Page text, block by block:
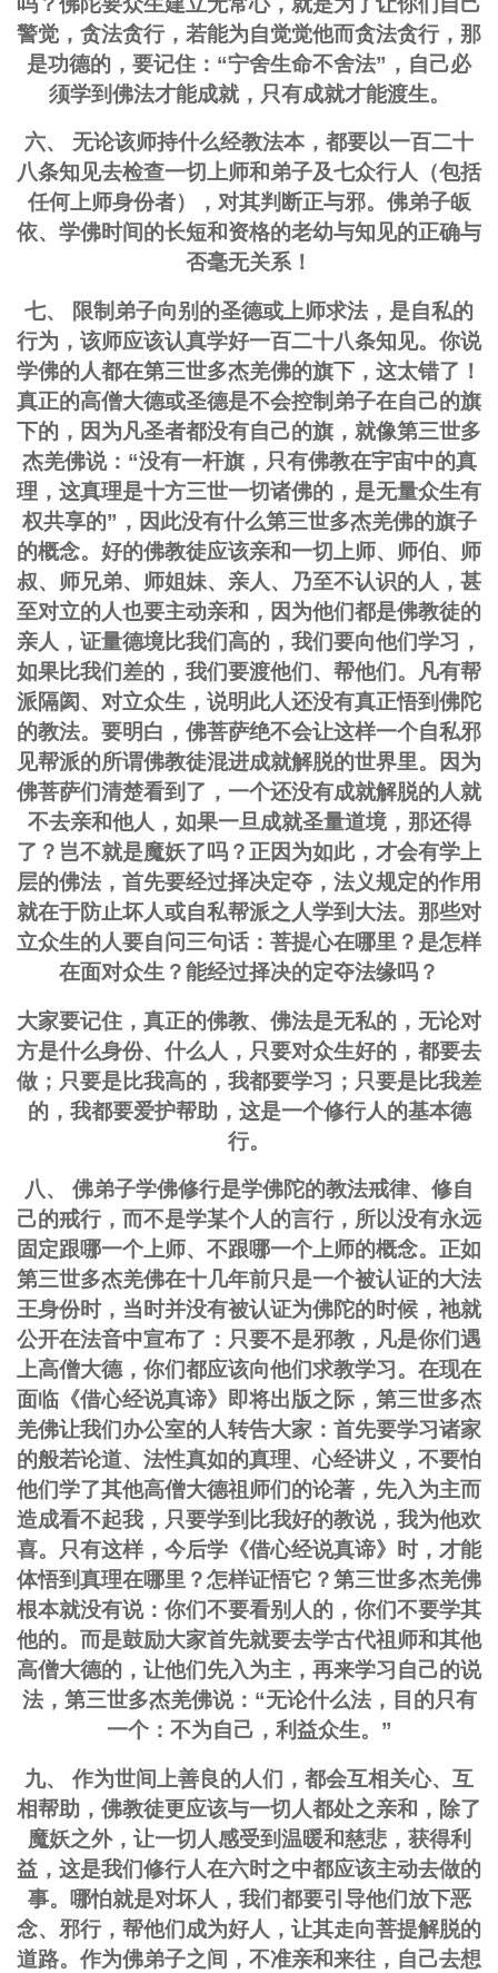
警觉，贪法贪行，若能为自觉觉他而贪法贪行，那
是功德的，要记住：“宁舍生命不舍法”，自己必
须学到佛法才能成就，只有成就才能渡生。
六、 无论该师持什么经教法本，都要以一百二十
八条知见去检查一切上师和弟子及七众行人（包括
任何上师身份者），对其判断正与邪。佛弟子皈
依、学佛时间的长短和资格的老幼与知见的正确与
否毫无关系！
七、 限制弟子向别的圣德或上师求法，是自私的
行为，该师应该认真学好一百二十八条知见。你说
学佛的人都在第三世多杰羌佛的旗下，这太错了！
真正的高僧大德或圣德是不会控制弟子在自己的旗
下的，因为凡圣者都没有自己的旗，就像第三世多
杰羌佛说：“没有一杆旗，只有佛教在宇宙中的真
理，这真理是十方三世一切诸佛的，是无量众生有
权共享的”，因此没有什么第三世多杰羌佛的旗子
的概念。好的佛教徒应该亲和一切上师、师伯、师
叔、师兄弟、师姐妹、亲人、乃至不认识的人，甚
至对立的人也要主动亲和，因为他们都是佛教徒的
亲人，证量德境比我们高的，我们要向他们学习，
如果比我们差的，我们要渡他们、帮他们。凡有帮
派隔阂、对立众生，说明此人还没有真正悟到佛陀
的教法。要明白，佛菩萨绝不会让这样一个自私邪
见帮派的所谓佛教徒混进成就解脱的世界里。因为
佛菩萨们清楚看到了，一个还没有成就解脱的人就
不去亲和他人，如果一旦成就圣量道境，那还得
了？岂不就是魔妖了吗？正因为如此，才会有学上
层的佛法，首先要经过择决定夺，法义规定的作用
就在于防止坏人或自私帮派之人学到大法。那些对
立众生的人要自问三句话：菩提心在哪里？是怎样
在面对众生？能经过择决的定夺法缘吗？
大家要记住，真正的佛教、佛法是无私的，无论对
方是什么身份、什么人，只要对众生好的，都要去
做；只要是比我高的，我都要学习；只要是比我差
的，我都要爱护帮助，这是一个修行人的基本德
行。
八、 佛弟子学佛修行是学佛陀的教法戒律、修自
己的戒行，而不是学某个人的言行，所以没有永远
固定跟哪一个上师、不跟哪一个上师的概念。正如
第三世多杰羌佛在十几年前只是一个被认证的大法
王身份时，当时并没有被认证为佛陀的时候，祂就
公开在法音中宣布了：只要不是邪教，凡是你们遇
上高僧大德，你们都应该向他们求教学习。在现在
面临《借心经说真谛》即将出版之际，第三世多杰
羌佛让我们办公室的人转告大家：首先要学习诸家
的般若论道、法性真如的真理、心经讲义，不要怕
他们学了其他高僧大德祖师们的论著，先入为主而
造成看不起我，只要学到比我好的教说，我为他欢
喜。只有这样，今后学《借心经说真谛》时，才能
体悟到真理在哪里？怎样证悟它？第三世多杰羌佛
根本就没有说：你们不要看别人的，你们不要学其
他的。而是鼓励大家首先就要去学古代祖师和其他
高僧大德的，让他们先入为主，再来学习自己的说
法，第三世多杰羌佛说：“无论什么法，目的只有
一个：不为自己，利益众生。”
九、 作为世间上善良的人们，都会互相关心、互
相帮助，佛教徒更应该与一切人都处之亲和，除了
魔妖之外，让一切人感受到温暖和慈悲，获得利
益，这是我们修行人在六时之中都应该主动去做的
事。哪怕就是对坏人，我们都要引导他们放下恶
念、邪行，帮他们成为好人，让其走向菩提解脱的
道路。作为佛弟子之间，不准亲和来往，自己去想